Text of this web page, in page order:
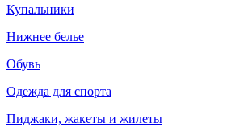
Купальники
Нижнее белье
Обувь
Одежда для спорта
Пиджаки, жакеты и жилеты